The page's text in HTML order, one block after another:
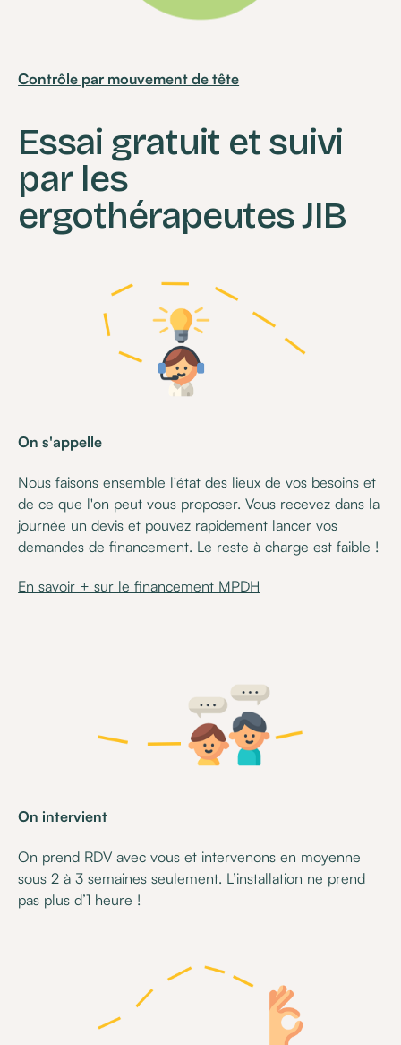
Contrôle par mouvement de tête
Essai gratuit et suivi
par les
ergothérapeutes JIB
On s'appelle
Nous faisons ensemble l'état des lieux de vos besoins et
de ce que l'on peut vous proposer. Vous recevez dans la
journée un devis et pouvez rapidement lancer vos
demandes de financement. Le reste à charge est faible !
En savoir + sur le financement MPDH
On intervient
On prend RDV avec vous et intervenons en moyenne
sous 2 à 3 semaines seulement. L’installation ne prend
pas plus d’1 heure !